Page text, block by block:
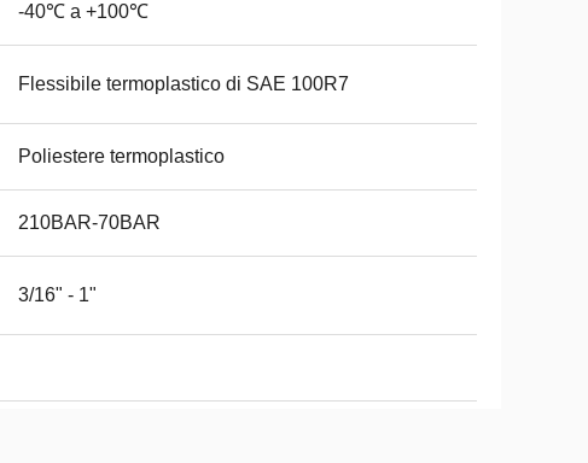
-40℃ a +100℃
Flessibile termoplastico di SAE 100R7
Poliestere termoplastico
210BAR-70BAR
3/16" - 1"